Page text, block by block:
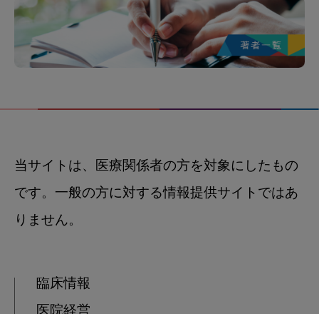
当サイトは、医療関係者の方を対象にしたもの
です。一般の方に対する情報提供サイトではあ
りません。
臨床情報